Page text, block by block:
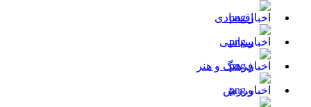
اقتصادی
سیاسی
فرهنگ و هنر
ورزش